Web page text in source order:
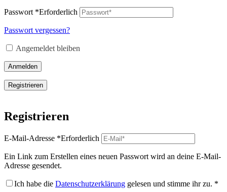
Passwort *Erforderlich
Passwort vergessen?
Angemeldet bleiben
Anmelden
Registrieren
Registrieren
E-Mail-Adresse *Erforderlich
Ein Link zum Erstellen eines neuen Passwort wird an deine E-Mail-
Adresse gesendet.
Ich habe die Datenschutzerklärung gelesen und stimme ihr zu. *